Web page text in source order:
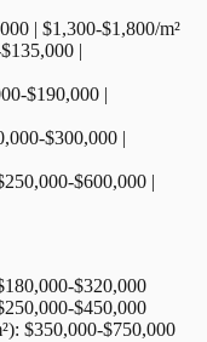
| $1,300-$1,800/m²
|
$190,000 |
$300,000 |
$600,000 |
$320,000
$450,000
$350,000-$750,000